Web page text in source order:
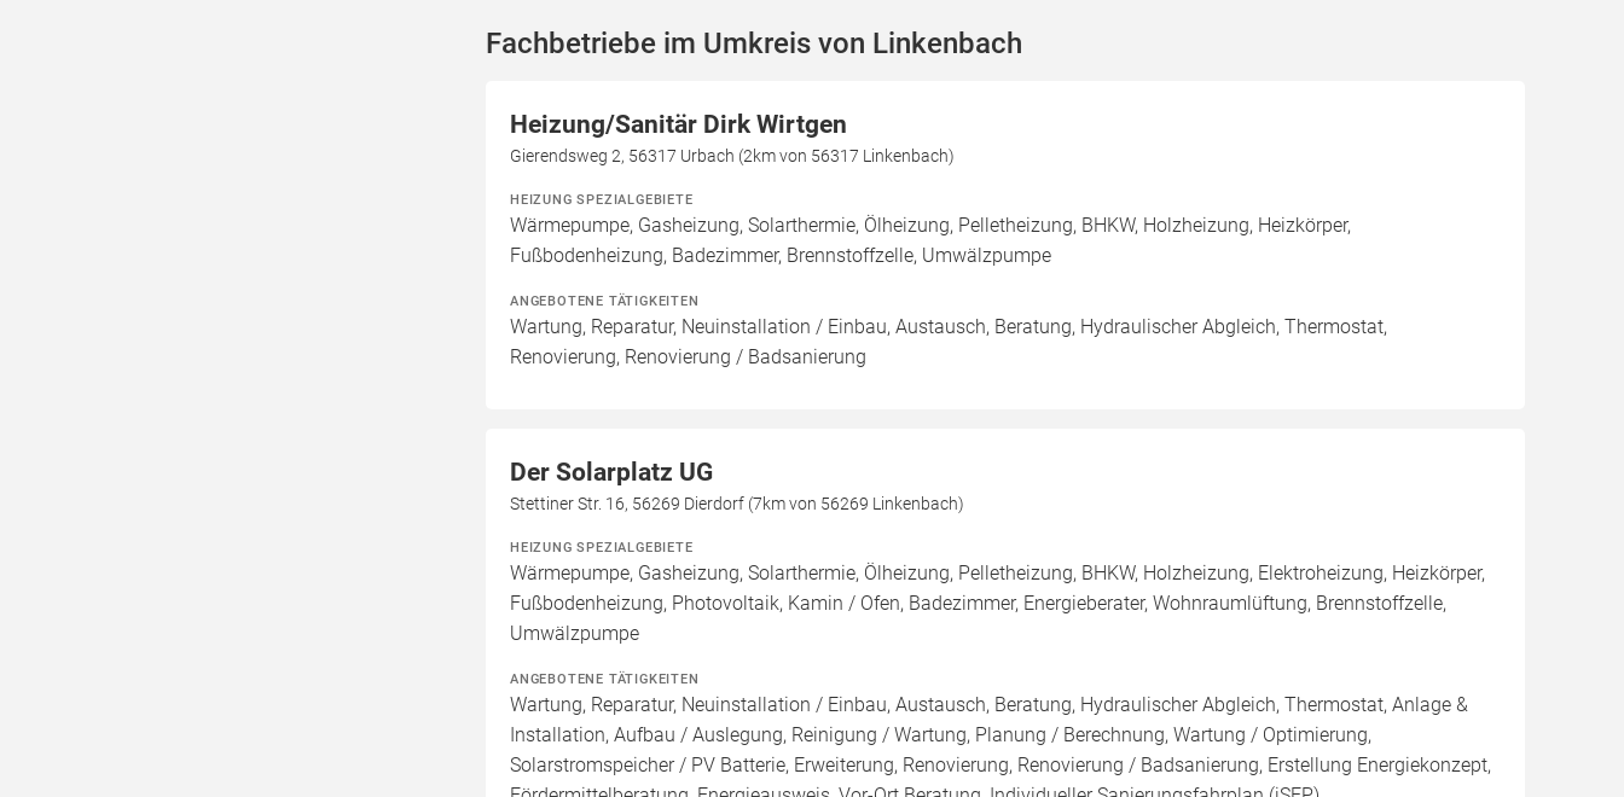
Fachbetriebe im Umkreis von Linkenbach
Heizung/Sanitär Dirk Wirtgen
Gierendsweg 2, 56317 Urbach (2km von 56317 Linkenbach)
HEIZUNG SPEZIALGEBIETE
Wärmepumpe, Gasheizung, Solarthermie, Ölheizung, Pelletheizung, BHKW, Holzheizung, Heizkörper,
Fußbodenheizung, Badezimmer, Brennstoffzelle, Umwälzpumpe
ANGEBOTENE TÄTIGKEITEN
Wartung, Reparatur, Neuinstallation / Einbau, Austausch, Beratung, Hydraulischer Abgleich, Thermostat,
Renovierung, Renovierung / Badsanierung
Der Solarplatz UG
Stettiner Str. 16, 56269 Dierdorf (7km von 56269 Linkenbach)
HEIZUNG SPEZIALGEBIETE
Wärmepumpe, Gasheizung, Solarthermie, Ölheizung, Pelletheizung, BHKW, Holzheizung, Elektroheizung, Heizkörper,
Fußbodenheizung, Photovoltaik, Kamin / Ofen, Badezimmer, Energieberater, Wohnraumlüftung, Brennstoffzelle,
Umwälzpumpe
ANGEBOTENE TÄTIGKEITEN
Wartung, Reparatur, Neuinstallation / Einbau, Austausch, Beratung, Hydraulischer Abgleich, Thermostat, Anlage &
Installation, Aufbau / Auslegung, Reinigung / Wartung, Planung / Berechnung, Wartung / Optimierung,
Solarstromspeicher / PV Batterie, Erweiterung, Renovierung, Renovierung / Badsanierung, Erstellung Energiekonzept,